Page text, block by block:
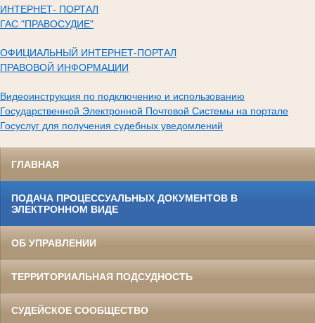
ИНТЕРНЕТ- ПОРТАЛ
ГАС "ПРАВОСУДИЕ"
ОФИЦИАЛЬНЫЙ ИНТЕРНЕТ-ПОРТАЛ
ПРАВОВОЙ ИНФОРМАЦИИ
Видеоинструкция по подключению и использованию
Государственной Электронной Почтовой Системы на портале
Госуслуг для получения судебных уведомлений
ГЛАВНАЯ
ПОДАЧА ПРОЦЕССУАЛЬНЫХ ДОКУМЕНТОВ В
ЭЛЕКТРОННОМ ВИДЕ
ОБ УПРАВЛЕНИИ
ТЕРРИТОРИАЛЬНАЯ ПОДСУДНОСТЬ
СУДЕЙСКОЕ СООБЩЕСТВО